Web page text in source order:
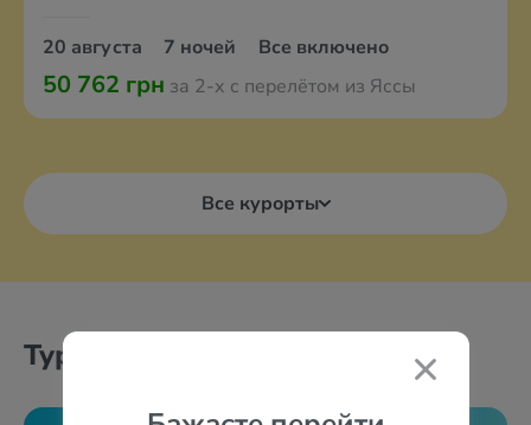
20 августа 7 ночей Все включено
50 762 грн за 2-х с перелётом из Яссы
Все курорты
Туры по месяцам